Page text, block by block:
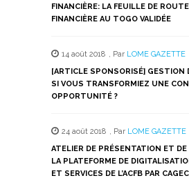
FINANCIÈRE: LA FEUILLE DE
FINANCIÈRE AU TOGO VALIDÉE
14 août 2018 , Par LOME GAZETTE
[ARTICLE SPONSORISÉ] GESTION
SI VOUS TRANSFORMIEZ UNE
OPPORTUNITÉ ?
24 août 2018 , Par LOME GAZETTE
ATELIER DE PRÉSENTATION ET
LA PLATEFORME DE
ET SERVICES DE L’ACFB PAR